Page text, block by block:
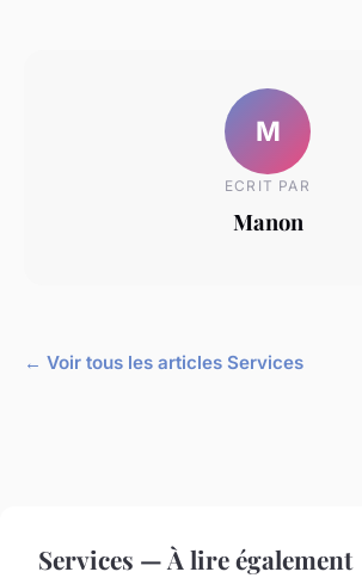
M
ECRIT PAR
Manon
← Voir tous les articles Services
Services — À lire également